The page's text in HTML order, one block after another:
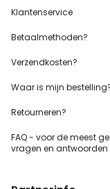
Klantenservice
Betaalmethoden?
Verzendkosten?
Waar is mijn
Retourneren?
FAQ - voor demeest
vragen en antwoorden